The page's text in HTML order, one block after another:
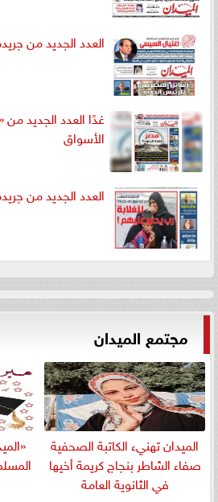
العدد الجديد من جريدة
غدًا العدد الجديد
الأسواق
العدد الجديد من جريدة
مجتمع الميدان
الميدان تهنيء الكاتبة الصحفية
صفاء الشاطر بنجاج كريمة أخيها
في الثانوية العامة